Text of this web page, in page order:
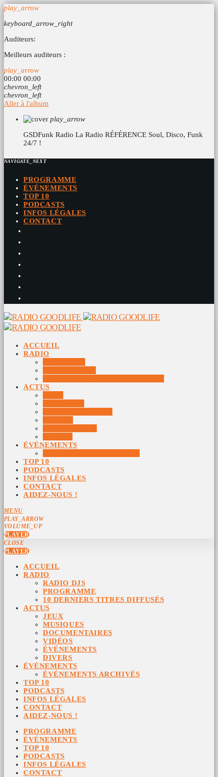
play_arrow
keyboard_arrow_right
Auditeurs:
Meilleurs auditeurs :
play_arrow
00:00 00:00
chevron_left
chevron_left
Aller à l'album
play_arrow
GSDFunk Radio La Radio RÉFÉRENCE Soul, Disco, Funk
24/7 !
NAVIGATE_NEXT
PROGRAMME
ÉVÉNEMENTS
TOP 10
PODCASTS
INFOS LÉGALES
CONTACT
ACCUEIL
RADIO
ACTUS
ÉVÉNEMENTS
TOP 10
PODCASTS
INFOS LÉGALES
CONTACT
AIDEZ-NOUS !
MENU
PLAY_ARROW
VOLUME_UP
PLAYER
CLOSE
PLAYER
ACCUEIL
RADIO
RADIO DJS
PROGRAMME
10 DERNIERS TITRES DIFFUSÉS
ACTUS
JEUX
MUSIQUES
DOCUMENTAIRES
VIDÉOS
ÉVÉNEMENTS
DIVERS
ÉVÉNEMENTS
ÉVÉNEMENTS ARCHIVÉS
TOP 10
PODCASTS
INFOS LÉGALES
CONTACT
AIDEZ-NOUS !
PROGRAMME
ÉVÉNEMENTS
TOP 10
PODCASTS
INFOS LÉGALES
CONTACT